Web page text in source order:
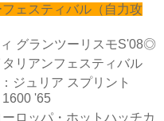
ェスティバル（自力攻
グランツーリスモS'08◎
リアンフェスティバル
ジュリア スプリント
1600 '65
ロッパ・ホットハッチカ